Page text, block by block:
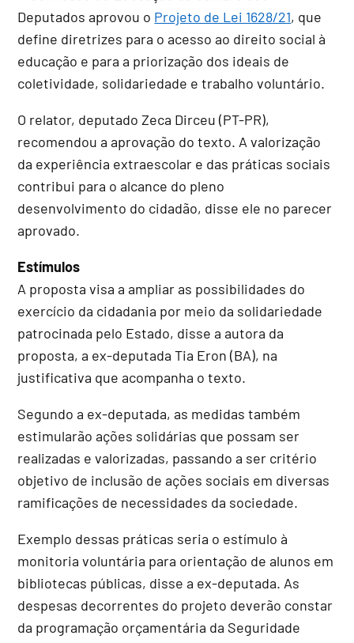
Deputados aprovou o Projeto de Lei 1628/21, que
define diretrizes para o acesso ao direito social à
educação e para a priorização dos ideais de
coletividade, solidariedade e trabalho voluntário.
O relator, deputado Zeca Dirceu (PT-PR),
recomendou a aprovação do texto. A valorização
da experiência extraescolar e das práticas sociais
contribui para o alcance do pleno
desenvolvimento do cidadão, disse ele no parecer
aprovado.
Estímulos
A proposta visa a ampliar as possibilidades do
exercício da cidadania por meio da solidariedade
patrocinada pelo Estado, disse a autora da
proposta, a ex-deputada Tia Eron (BA), na
justificativa que acompanha o texto.
Segundo a ex-deputada, as medidas também
estimularão ações solidárias que possam ser
realizadas e valorizadas, passando a ser critério
objetivo de inclusão de ações sociais em diversas
ramificações de necessidades da sociedade.
Exemplo dessas práticas seria o estímulo à
monitoria voluntária para orientação de alunos em
bibliotecas públicas, disse a ex-deputada. As
despesas decorrentes do projeto deverão constar
da programação orçamentária da Seguridade